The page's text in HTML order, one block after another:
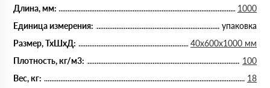
Длина, мм:
1000
Единица измерения:
упаковка
Размер, ТхШхД:
40х600х1000 мм
Плотность, кг/м3:
100
Вес, кг:
18